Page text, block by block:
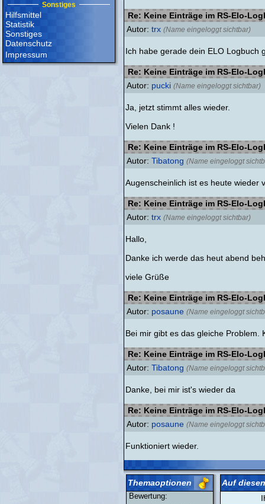
Sonstiges
Hilfsmittel
Statistik
Sonstiges
Datenschutz
Impressum
Re: Keine Einträge im RS-Elo-
Autor: trx (Name eingeloggt sichtbar)
Ich habe gerade dein ELO Logbuch
Re: Keine Einträge im RS-Elo-
Autor: pucki (Name eingeloggt sichtbar)
Ja, jetzt stimmt alles wieder.
Vielen Dank !
Re: Keine Einträge im RS-Elo-
Autor: Tibatong (Name eingeloggt
Augenscheinlich ist es heute wieder
Re: Keine Einträge im RS-Elo-
Autor: trx (Name eingeloggt sichtbar)
Hallo,
Danke ich werde das heut abend
viele Grüße
Re: Keine Einträge im RS-Elo-
Autor: posaune (Name eingeloggt
Bei mir gibt es das gleiche Problem.
Re: Keine Einträge im RS-Elo-
Autor: Tibatong (Name eingeloggt
Danke, bei mir ist's wieder da
Re: Keine Einträge im RS-Elo-
Autor: posaune (Name eingeloggt
Funktioniert wieder.
Themaoptionen
Bewertung:
Auf